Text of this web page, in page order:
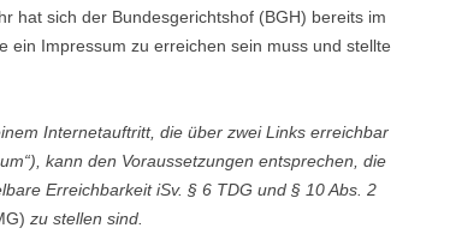
hat sich der Bundesgerichtshof (BGH) bereits im
ein Impressum zu erreichen sein muss und stellte
Internetauftritt, die über zwei Links erreichbar
kann den Voraussetzungen entsprechen, die
Erreichbarkeit iSv. § 6 TDG und § 10 Abs. 2
zu stellen sind.